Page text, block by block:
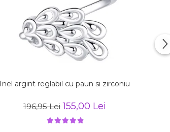
Inel argint reglabil cu paun si zirconiu
196,95 Lei 155,00 Lei